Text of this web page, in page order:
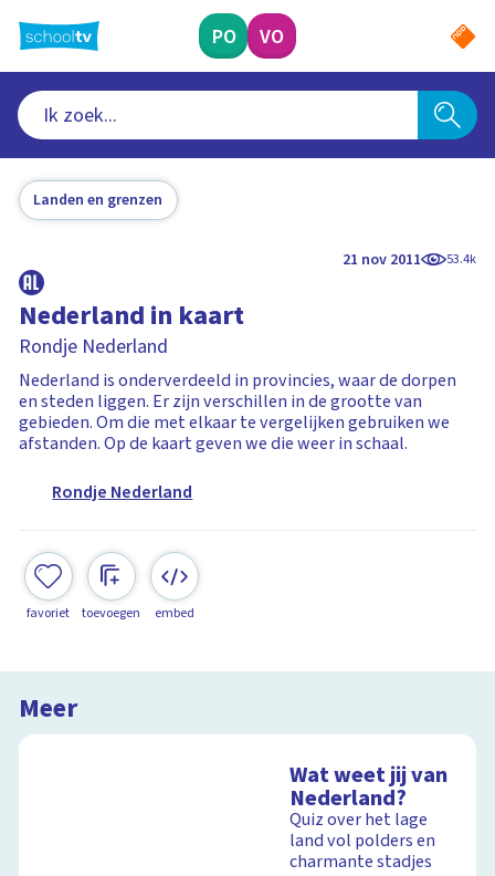
naar
hoofdinhoud
PO VO
Landen en grenzen
21 nov 2011 53.4k
Nederland in kaart
Rondje Nederland
Nederland is onderverdeeld in provincies, waar de dorpen
en steden liggen. Er zijn verschillen in de grootte van
gebieden. Om die met elkaar te vergelijken gebruiken we
afstanden. Op de kaart geven we die weer in schaal.
Rondje Nederland
favoriet toevoegen embed
Meer
Wat weet jij van
Nederland?
Quiz over het lage
land vol polders en
charmante stadjes